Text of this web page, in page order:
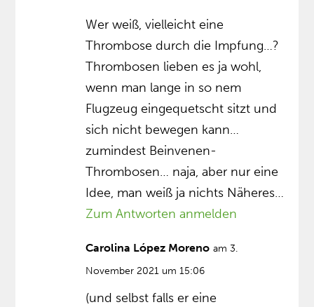
Wer weiß, vielleicht eine
Thrombose durch die Impfung…?
Thrombosen lieben es ja wohl,
wenn man lange in so nem
Flugzeug eingequetscht sitzt und
sich nicht bewegen kann…
zumindest Beinvenen-
Thrombosen… naja, aber nur eine
Idee, man weiß ja nichts Näheres…
Zum Antworten anmelden
Carolina López Moreno am 3.
November 2021 um 15:06
(und selbst falls er eine